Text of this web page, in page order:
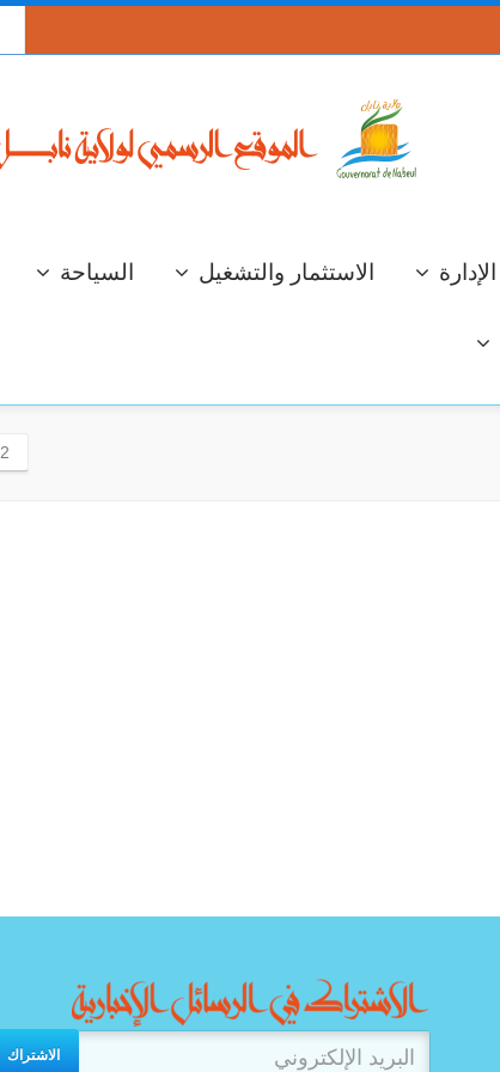
الإدارة الاستثمار والتشغيل السياحة
2
الاشتراك